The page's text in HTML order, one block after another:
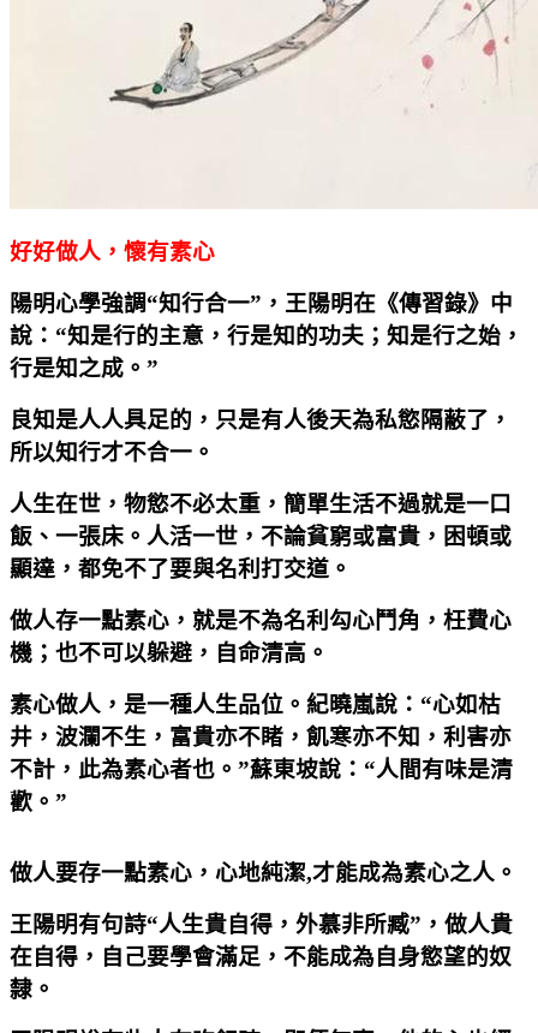
好好做人，懷有素心
陽明心學強調“知行合一”，王陽明在《傳習錄》中
說：“知是行的主意，行是知的功夫；知是行之始，
行是知之成。”
良知是人人具足的，只是有人後天為私慾隔蔽了，
所以知行才不合一。
人生在世，物慾不必太重，簡單生活不過就是一口
飯、一張床。人活一世，不論貧窮或富貴，困頓或
顯達，都免不了要與名利打交道。
做人存一點素心，就是不為名利勾心鬥角，枉費心
機；也不可以躲避，自命清高。
素心做人，是一種人生品位。紀曉嵐說：“心如枯
井，波瀾不生，富貴亦不睹，飢寒亦不知，利害亦
不計，此為素心者也。”蘇東坡說：“人間有味是清
歡。”
做人要存一點素心，心地純潔,才能成為素心之人。
王陽明有句詩“人生貴自得，外慕非所臧”，做人貴
在自得，自己要學會滿足，不能成為自身慾望的奴
隸。